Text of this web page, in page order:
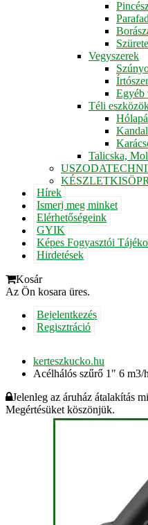
Vegyszerek
Egyéb
Téli
Talicska,
Hírek
Ismerj meg minket
Elérhetőségeink
GYIK
Képes Fogyasztói
Hirdetések
Kosár
Az Ön kosara üres.
Bejelentkezés
Regisztráció
kerteszkucko.hu
Acélhálós szűrő 1" 6 m3/
Jelenleg az áruház átalakítás
Megértésüket köszönjük.